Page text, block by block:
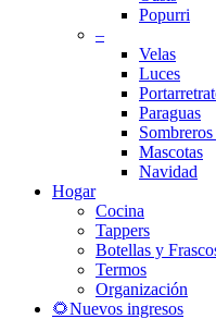
Popurri
–
Velas
Luces
Paraguas
Mascotas
Navidad
Hogar
Cocina
Tappers
Botellas y
Termos
Organización
🌻Nuevos ingresos